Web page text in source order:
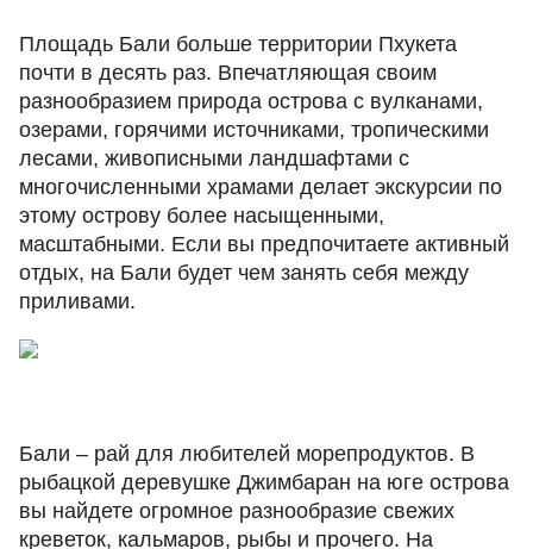
Площадь Бали больше территории Пхукета
почти в десять раз. Впечатляющая своим
разнообразием природа острова с вулканами,
озерами, горячими источниками, тропическими
лесами, живописными ландшафтами с
многочисленными храмами делает экскурсии по
этому острову более насыщенными,
масштабными. Если вы предпочитаете активный
отдых, на Бали будет чем занять себя между
приливами.
Бали – рай для любителей морепродуктов. В
рыбацкой деревушке Джимбаран на юге острова
вы найдете огромное разнообразие свежих
креветок, кальмаров, рыбы и прочего. На